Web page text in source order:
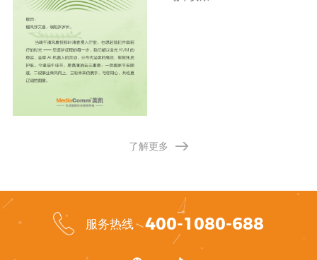
了解更多
服务热线 400-1080-688